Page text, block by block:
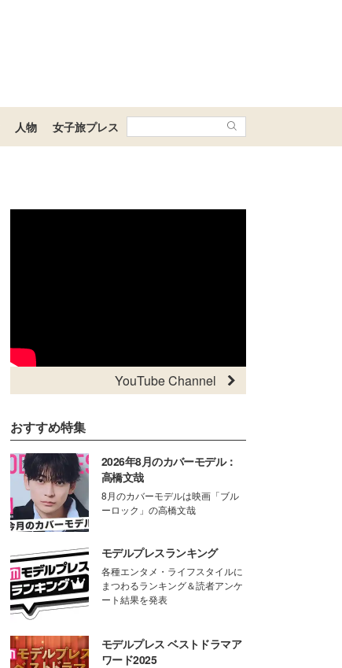
人物 女子旅プレス
YouTube Channel
おすすめ特集
2026年8月のカバーモデル：
高橋文哉
8月のカバーモデルは映画「ブル
ーロック」の高橋文哉
モデルプレスランキング
各種エンタメ・ライフスタイルに
まつわるランキング＆読者アンケ
ート結果を発表
モデルプレス ベストドラマア
ワード2025